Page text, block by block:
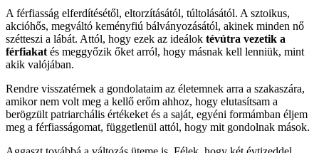
A férfiasság elferdítésétől, eltorzításától, túltolásától. A sztoikus,
akcióhős, megváltó keményfiú bálványozásától, akinek minden nő
szétteszi a lábát. Attól, hogy ezek az ideálok tévútra vezetik a
férfiakat és meggyőzik őket arról, hogy másnak kell lenniük, mint
akik valójában.
Rendre visszatérnek a gondolataim az életemnek arra a szakaszára,
amikor nem volt meg a kellő erőm ahhoz, hogy elutasítsam a
berögzült patriarchális értékeket és a saját, egyéni formámban éljem
meg a férfiasságomat, függetlenül attól, hogy mit gondolnak mások.